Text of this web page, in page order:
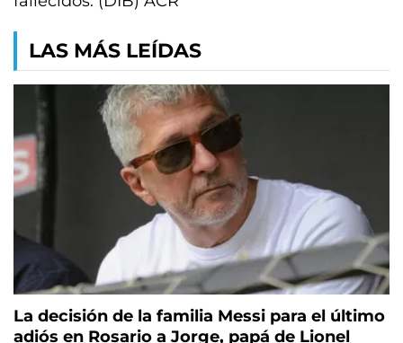
LAS MÁS LEÍDAS
La decisión de la familia Messi para el último
adiós en Rosario a Jorge, papá de Lionel